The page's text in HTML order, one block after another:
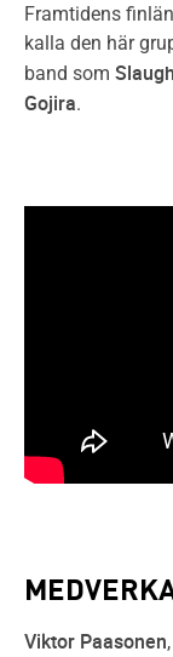
Framtidens
kalla den här
band som
Gojira.
Viktor Paasonen